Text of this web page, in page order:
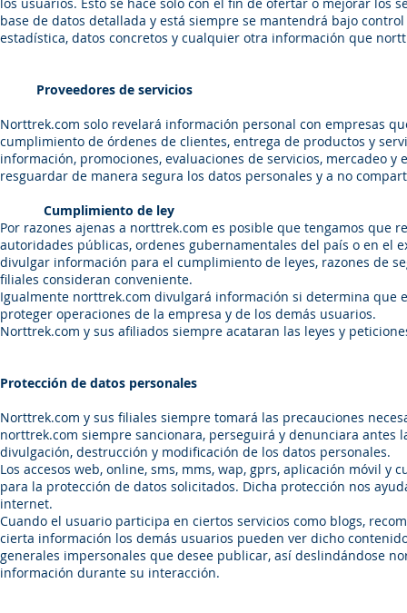
base de datos detallada y está siempre se mantendrá bajo
estadística, datos concretos y cualquier otra información que
Proveedores de servicios
Norttrek.com solo revelará información personal con empresas
cumplimiento de órdenes de clientes, entrega de productos y
información, promociones, evaluaciones de servicios, mercadeo
resguardar de manera segura los datos personales y a no
Cumplimiento de ley
Por razones ajenas a norttrek.com es posible que tengamos
autoridades públicas, ordenes gubernamentales del país o en el
divulgar información para el cumplimiento de leyes, razones de
filiales consideran conveniente.
Igualmente norttrek.com divulgará información si determina que
proteger operaciones de la empresa y de los demás usuarios.
Norttrek.com y sus afiliados siempre acataran las leyes y
Protección de datos personales
Norttrek.com y sus filiales siempre tomará las precauciones
norttrek.com siempre sancionara, perseguirá y denunciara antes
divulgación, destrucción y modificación de los datos personales.
Los accesos web, online, sms, mms, wap, gprs, aplicación móvil
para la protección de datos solicitados. Dicha protección nos
internet.
Cuando el usuario participa en ciertos servicios como blogs,
cierta información los demás usuarios pueden ver dicho
generales impersonales que desee publicar, así deslindándose
información durante su interacción.